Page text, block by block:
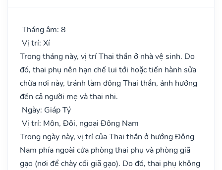
Tháng âm: 8
Vị trí: Xí
Trong tháng này, vị trí Thai thần ở nhà vệ sinh. Do
đó, thai phụ nên hạn chế lui tới hoặc tiến hành sửa
chữa nơi này, tránh làm động Thai thần, ảnh hưởng
đến cả người mẹ và thai nhi.
Ngày: Giáp Tý
Vị trí: Môn, Đôi, ngoại Đông Nam
Trong ngày này, vị trí của Thai thần ở hướng Đông
Nam phía ngoài cửa phòng thai phụ và phòng giã
gạo (nơi để chày cối giã gạo). Do đó, thai phụ không